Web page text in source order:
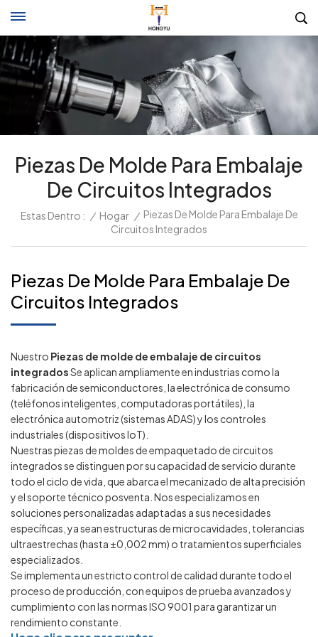
Piezas De Molde Para Embalaje
De Circuitos Integrados
Estas Dentro : / Hogar / Piezas De Molde Para Embalaje De
Circuitos Integrados
Piezas De Molde Para Embalaje De
Circuitos Integrados
Nuestro Piezas de molde de embalaje de circuitos
integradosSe aplican ampliamente en industrias como la
fabricación de semiconductores, la electrónica de consumo
(teléfonos inteligentes, computadoras portátiles), la
electrónica automotriz (sistemas ADAS) y los controles
industriales (dispositivos IoT).
Nuestras piezas de moldes de empaquetado de circuitos
integrados se distinguen por su capacidad de servicio durante
todo el ciclo de vida, que abarca el mecanizado de alta precisión
y el soporte técnico posventa. Nos especializamos en
soluciones personalizadas adaptadas a sus necesidades
específicas, ya sean estructuras de microcavidades, tolerancias
ultraestrechas (hasta ±0,002 mm) o tratamientos superficiales
especializados.
Se implementa un estricto control de calidad durante todo el
proceso de producción, con equipos de prueba avanzados y
cumplimiento con las normas ISO 9001 para garantizar un
rendimiento constante.